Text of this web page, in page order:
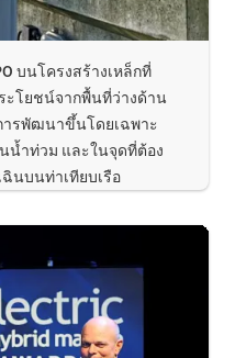
บนโครงสร้างเหล็กที่
ะโยชน์จากพื้นที่ว่างด้าน
ารพัฒนาขึ้นโดยเฉพาะ
น้ำท่วม และในจุดที่ต้อง
นบนท่าเทียบเรือ